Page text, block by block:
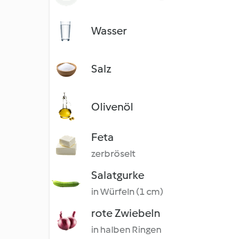
Wasser
Salz
Olivenöl
Feta
zerbröselt
Salatgurke
in Würfeln (1 cm)
rote Zwiebeln
in halben Ringen